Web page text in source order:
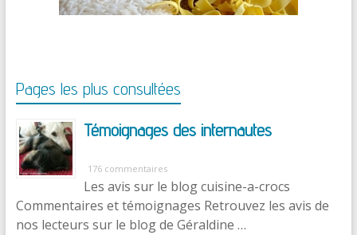
Pages les plus consultées
Témoignages des internautes
176 commentaires
Les avis sur le blog cuisine-a-crocs
Commentaires et témoignages Retrouvez les avis de
nos lecteurs sur le blog de Géraldine …